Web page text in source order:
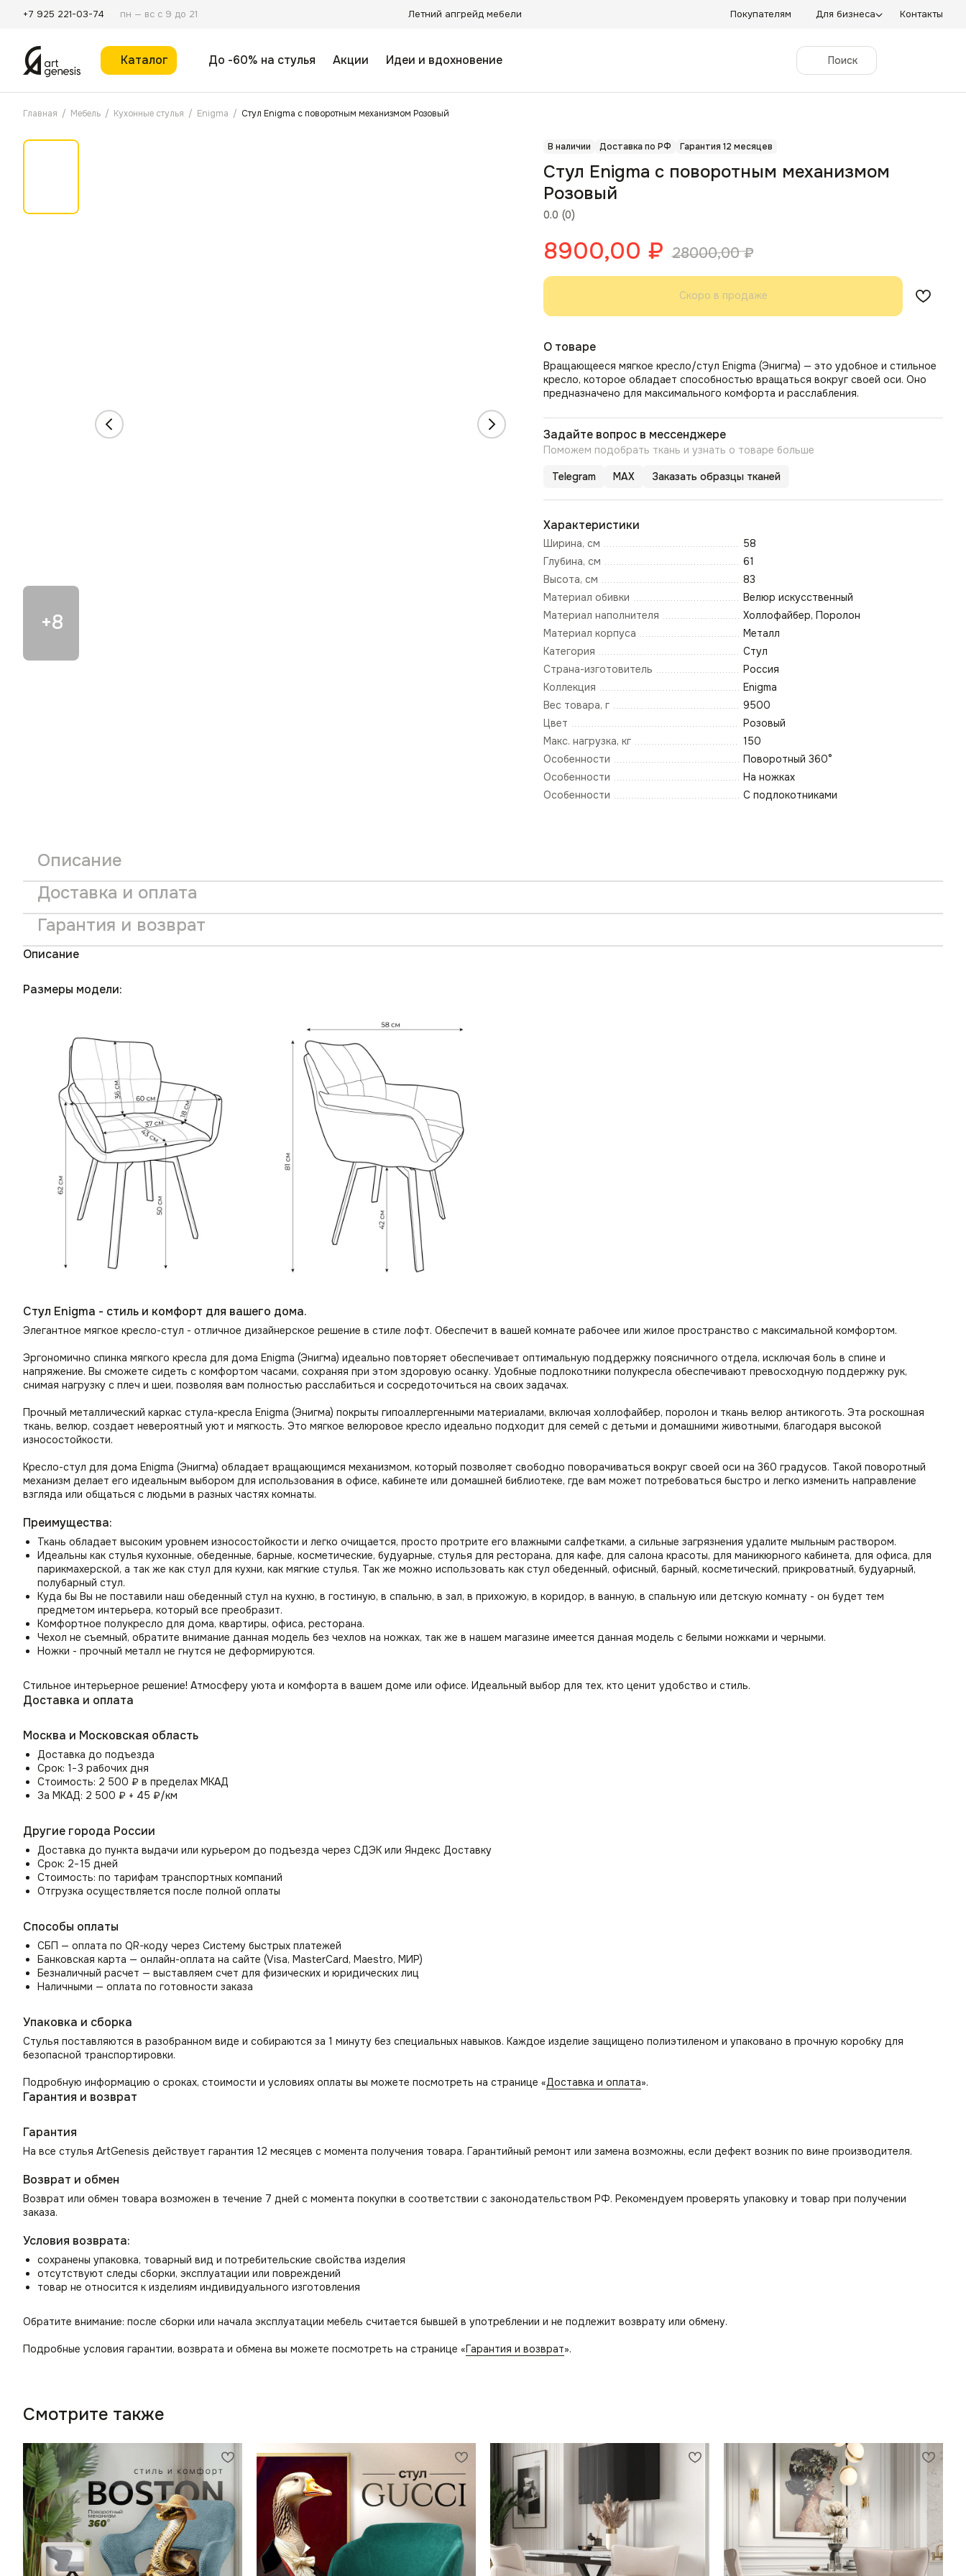
+7 925 221-03-74 пн — вс с 9 до 21 Летний апгрейд мебели Покупателям Для бизнеса Контакты
Каталог До -60% на стулья Акции Идеи и вдохновение Поиск
Главная / Мебель / Кухонные стулья / Enigma / Стул Enigma с поворотным механизмом Розовый
В наличии Доставка по РФ Гарантия 12 месяцев
0.0 (0)
Стул Enigma с поворотным механизмом
Розовый
8900,00 ₽ 28000,00 ₽
О товаре
Вращающееся мягкое кресло/стул Enigma (Энигма) — это удобное и стильное
кресло, которое обладает способностью вращаться вокруг своей оси. Оно
предназначено для максимального комфорта и расслабления.
Задайте вопрос в мессенджере
Поможем подобрать ткань и узнать о товаре больше
Telegram MAX Заказать образцы тканей
Характеристики
Ширина, см
58
Глубина, см
61
Высота, см
83
Материал обивки
Велюр искусственный
Материал наполнителя
Холлофайбер, Поролон
Материал корпуса
Металл
Категория
Стул
Страна-изготовитель
Россия
Коллекция
Enigma
Вес товара, г
9500
Цвет
Розовый
Макс. нагрузка, кг
150
Особенности
Поворотный 360°
Особенности
На ножках
Особенности
С подлокотниками
Описание
Доставка и оплата
Гарантия и возврат
Описание
Размеры модели:
Стул Enigma - стиль и комфорт для вашего дома.
Элегантное мягкое кресло-стул - отличное дизайнерское решение в стиле лофт. Обеспечит в вашей комнате рабочее или жилое пространство с максимальной комфортом.
Эргономично спинка мягкого кресла для дома Enigma (Энигма) идеально повторяет обеспечивает оптимальную поддержку поясничного отдела, исключая боль в спине и
напряжение. Вы сможете сидеть с комфортом часами, сохраняя при этом здоровую осанку. Удобные подлокотники полукресла обеспечивают превосходную поддержку рук,
снимая нагрузку с плеч и шеи, позволяя вам полностью расслабиться и сосредоточиться на своих задачах.
Прочный металлический каркас стула-кресла Enigma (Энигма) покрыты гипоаллергенными материалами, включая холлофайбер, поролон и ткань велюр антикоготь. Эта роскошная
ткань, велюр, создает невероятный уют и мягкость. Это мягкое велюровое кресло идеально подходит для семей с детьми и домашними животными, благодаря высокой
износостойкости.
Кресло-стул для дома Enigma (Энигма) обладает вращающимся механизмом, который позволяет свободно поворачиваться вокруг своей оси на 360 градусов. Такой поворотный
механизм делает его идеальным выбором для использования в офисе, кабинете или домашней библиотеке, где вам может потребоваться быстро и легко изменить направление
взгляда или общаться с людьми в разных частях комнаты.
Преимущества:
Ткань обладает высоким уровнем износостойкости и легко очищается, просто протрите его влажными салфетками, а сильные загрязнения удалите мыльным раствором.
Идеальны как стулья кухонные, обеденные, барные, косметические, будуарные, стулья для ресторана, для кафе, для салона красоты, для маникюрного кабинета, для офиса, для
парикмахерской, а так же как стул для кухни, как мягкие стулья. Так же можно использовать как стул обеденный, офисный, барный, косметический, прикроватный, будуарный,
полубарный стул.
Куда бы Вы не поставили наш обеденный стул на кухню, в гостиную, в спальню, в зал, в прихожую, в коридор, в ванную, в спальную или детскую комнату - он будет тем
предметом интерьера, который все преобразит.
Комфортное полукресло для дома, квартиры, офиса, ресторана.
Чехол не съемный, обратите внимание данная модель без чехлов на ножках, так же в нашем магазине имеется данная модель с белыми ножками и черными.
Ножки - прочный металл не гнутся не деформируются.
Стильное интерьерное решение! Атмосферу уюта и комфорта в вашем доме или офисе. Идеальный выбор для тех, кто ценит удобство и стиль.
Доставка и оплата
Москва и Московская область
Доставка до подъезда
Срок: 1−3 рабочих дня
Стоимость: 2 500 ₽ в пределах МКАД
За МКАД: 2 500 ₽ + 45 ₽/км
Другие города России
Доставка до пункта выдачи или курьером до подъезда через СДЭК или Яндекс Доставку
Срок: 2−15 дней
Стоимость: по тарифам транспортных компаний
Отгрузка осуществляется после полной оплаты
Способы оплаты
СБП — оплата по QR-коду через Систему быстрых платежей
Банковская карта — онлайн-оплата на сайте (Visa, MasterCard, Maestro, МИР)
Безналичный расчет — выставляем счет для физических и юридических лиц
Наличными — оплата по готовности заказа
Упаковка и сборка
Стулья поставляются в разобранном виде и собираются за 1 минуту без специальных навыков. Каждое изделие защищено полиэтиленом и упаковано в прочную коробку для
безопасной транспортировки.
Подробную информацию о сроках, стоимости и условиях оплаты вы можете посмотреть на странице «Доставка и оплата».
Гарантия и возврат
Гарантия
На все стулья ArtGenesis действует гарантия 12 месяцев с момента получения товара. Гарантийный ремонт или замена возможны, если дефект возник по вине производителя.
Возврат и обмен
Возврат или обмен товара возможен в течение 7 дней с момента покупки в соответствии с законодательством РФ. Рекомендуем проверять упаковку и товар при получении
заказа.
Условия возврата:
сохранены упаковка, товарный вид и потребительские свойства изделия
отсутствуют следы сборки, эксплуатации или повреждений
товар не относится к изделиям индивидуального изготовления
Обратите внимание: после сборки или начала эксплуатации мебель считается бывшей в употреблении и не подлежит возврату или обмену.
Подробные условия гарантии, возврата и обмена вы можете посмотреть на странице «Гарантия и возврат».
Смотрите также